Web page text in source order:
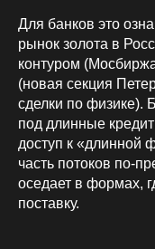
Для банков это
рынок золота в
контуром
(новая секция
сделки по физике).
под длинные
доступ к «длинной
часть потоков
оседает в формах,
поставку.